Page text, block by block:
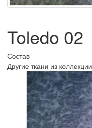
Toledo 02
Состав
Другие ткани из коллекции